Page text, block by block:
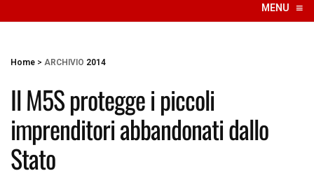
MENU ≡
☰
Home > ARCHIVIO 2014
Il M5S protegge i piccoli
imprenditori abbandonati dallo
Stato